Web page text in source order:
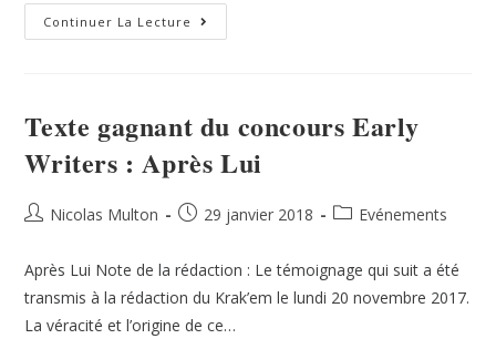
Continuer La Lecture
Texte gagnant du concours Early
Writers : Après Lui
Nicolas Multon 29 janvier 2018 Evénements
Après Lui Note de la rédaction : Le témoignage qui suit a été
transmis à la rédaction du Krak’em le lundi 20 novembre 2017.
La véracité et l’origine de ce…